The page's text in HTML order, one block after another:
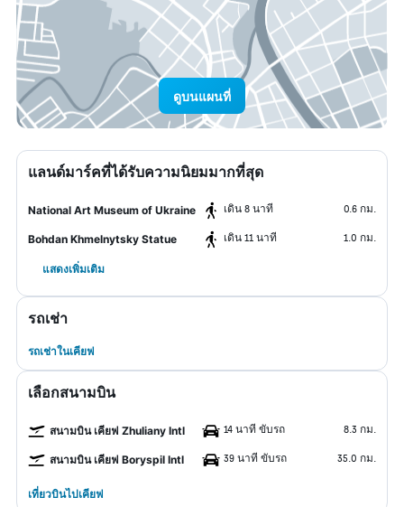
ดูบนแผนที่
แลนด์มาร์คที่ได้รับความนิยมมากที่สุด
National Art Museum of Ukraine เดิน 8 นาที 0.6 กม.
Bohdan Khmelnytsky Statue เดิน 11 นาที 1.0 กม.
แสดงเพิ่มเติม
รถเช่า
รถเช่าในเคียฟ
เลือกสนามบิน
สนามบิน เคียฟ Zhuliany Intl 14 นาที ขับรถ 8.3 กม.
สนามบิน เคียฟ Boryspil Intl 39 นาที ขับรถ 35.0 กม.
เที่ยวบินไปเคียฟ